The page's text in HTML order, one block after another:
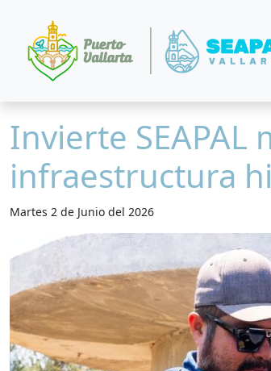
Invierte SEAPAL
infraestructura
Martes 2 de Junio del 2026